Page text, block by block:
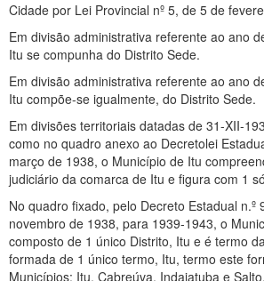
Cidade por Lei Provincial nº 5, de 5 de
Em divisão administrativa referente ao ano
Itu se compunha do Distrito Sede.
Em divisão administrativa referente ao ano
Itu compõe-se igualmente, do Distrito Sede.
Em divisões territoriais datadas de 31-XII-
como no quadro anexo ao Decretolei
março de 1938, o Município de Itu
judiciário da comarca de Itu e figura com 1
No quadro fixado, pelo Decreto Estadual n.º
novembro de 1938, para 1939-1943, o
composto de 1 único Distrito, Itu e é termo
formada de 1 único termo, Itu, termo este
Municípios: Itu, Cabreúva, Indaiatuba e Salto.